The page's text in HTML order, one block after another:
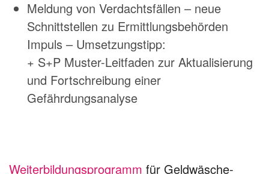
Meldung von Verdachtsfällen – neue
Schnittstellen zu Ermittlungsbehörden
Impuls – Umsetzungstipp:
+ S+P Muster-Leitfaden zur Aktualisierung
und Fortschreibung einer
Gefährdungsanalyse
Weiterbildungsprogramm für Geldwäsche-